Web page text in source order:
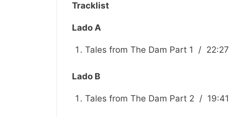
Tracklist
Lado A
Tales from The Dam Part 1 / 22:27
Lado B
Tales from The Dam Part 2 / 19:41